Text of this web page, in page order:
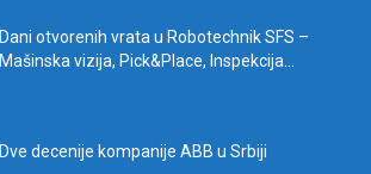
Dani otvorenih vrata u Robotechnik SFS –
Mašinska vizija, Pick&Place, Inspekcija...
Dve decenije kompanije ABB u Srbiji